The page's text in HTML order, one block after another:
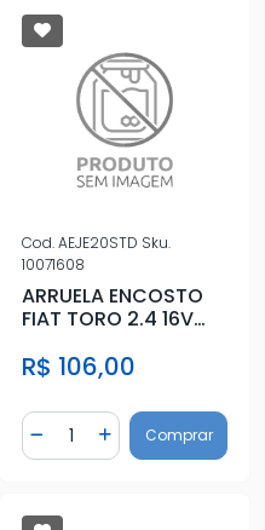
Cod.AEJE20STD Sku.
10071608
ARRUELA ENCOSTO
FIAT TORO 2.4 16V
2020 STD
R$ 106,00
Diminuir Quantidade
Quantidade
AdicionarComprar